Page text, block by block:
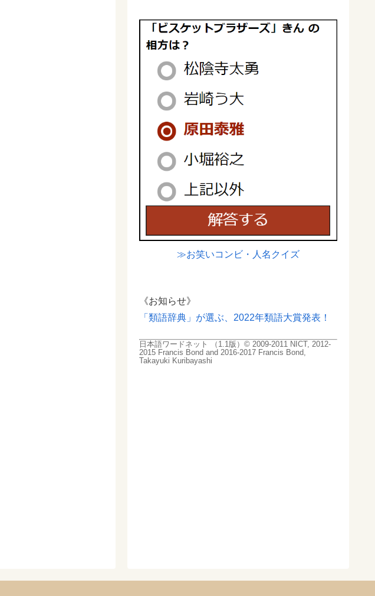
≫お笑いコンビ・人名クイズ
《お知らせ》
「類語辞典」が選ぶ、2022年類語大賞発表！
日本語ワードネット （1.1版）© 2009-2011 NICT, 2012-
2015 Francis Bond and 2016-2017 Francis Bond,
Takayuki Kuribayashi